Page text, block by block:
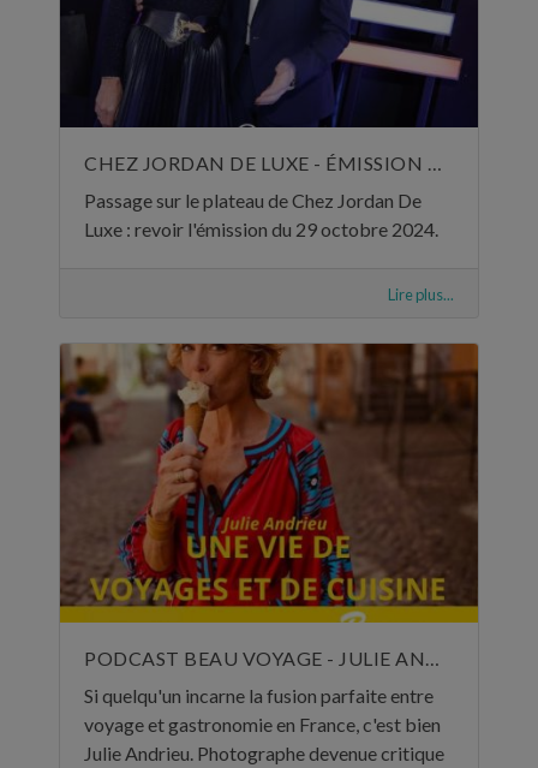
CHEZ JORDAN DE LUXE - ÉMISSION DU 29 OCTOBRE 2024
Passage sur le plateau de Chez Jordan De
Luxe : revoir l'émission du 29 octobre 2024.
Lire plus...
Si quelqu'un incarne la fusion parfaite entre
voyage et gastronomie en France, c'est bien
Julie Andrieu. Photographe devenue critique